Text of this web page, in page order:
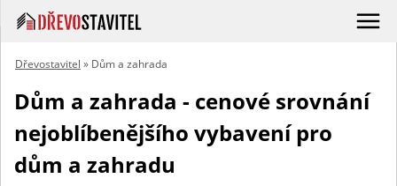
Dřevostavitel » Dům a zahrada
Dům a zahrada - cenové srovnání
nejoblíbenějšího vybavení pro
dům a zahradu